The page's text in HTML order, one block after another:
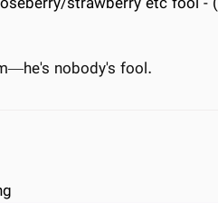
nobody's fool.